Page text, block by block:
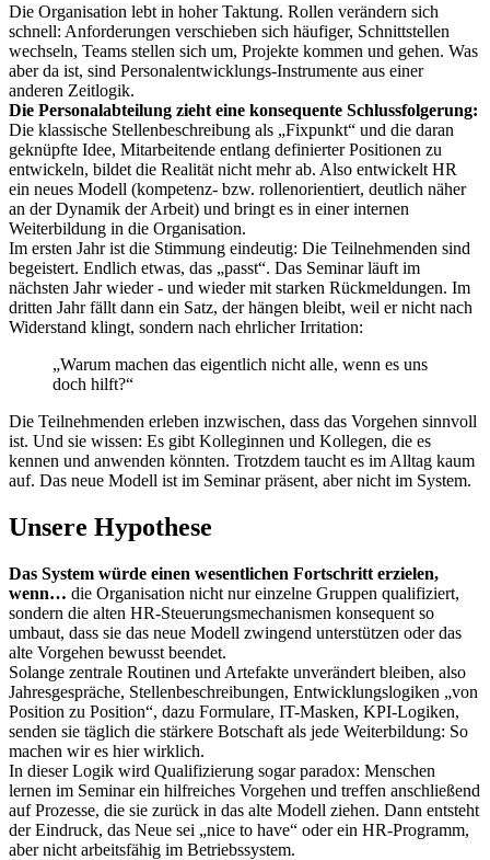
Die Organisation lebt in hoher Taktung. Rollen verändern sich
schnell: Anforderungen verschieben sich häufiger, Schnittstellen
wechseln, Teams stellen sich um, Projekte kommen und gehen. Was
aber da ist, sind Personalentwicklungs-Instrumente aus einer
anderen Zeitlogik.
Die Personalabteilung zieht eine konsequente Schlussfolgerung:
Die klassische Stellenbeschreibung als „Fixpunkt“ und die daran
geknüpfte Idee, Mitarbeitende entlang definierter Positionen zu
entwickeln, bildet die Realität nicht mehr ab. Also entwickelt HR
ein neues Modell (kompetenz- bzw. rollenorientiert, deutlich näher
an der Dynamik der Arbeit) und bringt es in einer internen
Weiterbildung in die Organisation.
Im ersten Jahr ist die Stimmung eindeutig: Die Teilnehmenden sind
begeistert. Endlich etwas, das „passt“. Das Seminar läuft im
nächsten Jahr wieder - und wieder mit starken Rückmeldungen. Im
dritten Jahr fällt dann ein Satz, der hängen bleibt, weil er nicht nach
Widerstand klingt, sondern nach ehrlicher Irritation:
„Warum machen das eigentlich nicht alle, wenn es uns
doch hilft?“
Die Teilnehmenden erleben inzwischen, dass das Vorgehen sinnvoll
ist. Und sie wissen: Es gibt Kolleginnen und Kollegen, die es
kennen und anwenden könnten. Trotzdem taucht es im Alltag kaum
auf. Das neue Modell ist im Seminar präsent, aber nicht im System.
Unsere Hypothese
Das System würde einen wesentlichen Fortschritt erzielen,
wenn… die Organisation nicht nur einzelne Gruppen qualifiziert,
sondern die alten HR-Steuerungsmechanismen konsequent so
umbaut, dass sie das neue Modell zwingend unterstützen oder das
alte Vorgehen bewusst beendet.
Solange zentrale Routinen und Artefakte unverändert bleiben, also
Jahresgespräche, Stellenbeschreibungen, Entwicklungslogiken „von
Position zu Position“, dazu Formulare, IT-Masken, KPI-Logiken,
senden sie täglich die stärkere Botschaft als jede Weiterbildung: So
machen wir es hier wirklich.
In dieser Logik wird Qualifizierung sogar paradox: Menschen
lernen im Seminar ein hilfreiches Vorgehen und treffen anschließend
auf Prozesse, die sie zurück in das alte Modell ziehen. Dann entsteht
der Eindruck, das Neue sei „nice to have“ oder ein HR-Programm,
aber nicht arbeitsfähig im Betriebssystem.